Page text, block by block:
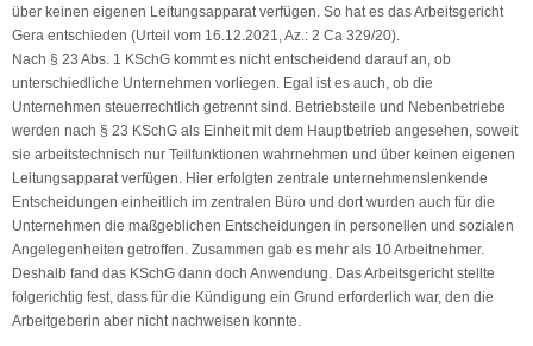
über keinen eigenen Leitungsapparat verfügen. So hat es das Arbeitsgericht
Gera entschieden (Urteil vom 16.12.2021, Az.: 2 Ca 329/20).
Nach § 23 Abs. 1 KSchG kommt es nicht entscheidend darauf an, ob
unterschiedliche Unternehmen vorliegen. Egal ist es auch, ob die
Unternehmen steuerrechtlich getrennt sind. Betriebsteile und Nebenbetriebe
werden nach § 23 KSchG als Einheit mit dem Hauptbetrieb angesehen, soweit
sie arbeitstechnisch nur Teilfunktionen wahrnehmen und über keinen eigenen
Leitungsapparat verfügen. Hier erfolgten zentrale unternehmenslenkende
Entscheidungen einheitlich im zentralen Büro und dort wurden auch für die
Unternehmen die maßgeblichen Entscheidungen in personellen und sozialen
Angelegenheiten getroffen. Zusammen gab es mehr als 10 Arbeitnehmer.
Deshalb fand das KSchG dann doch Anwendung. Das Arbeitsgericht stellte
folgerichtig fest, dass für die Kündigung ein Grund erforderlich war, den die
Arbeitgeberin aber nicht nachweisen konnte.